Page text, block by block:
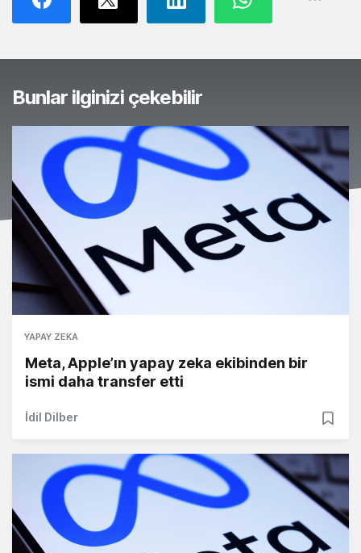
Bunlar ilginizi çekebilir
YAPAY ZEKA
Meta, Apple’ın yapay zeka ekibinden bir
ismi daha transfer etti
İdil Dilber